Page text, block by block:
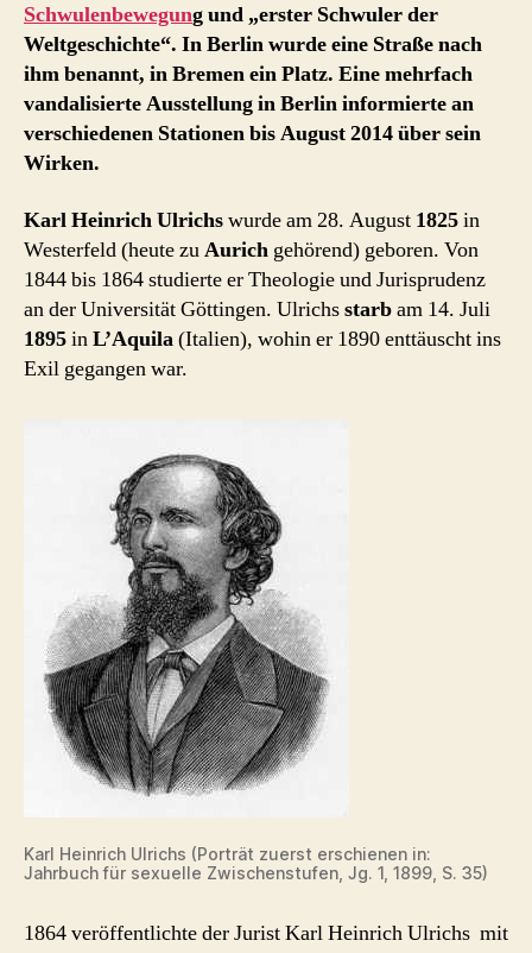
der
„erste
Schwule
der
Weltgeschichte“
Schwulenbewegung und „erster Schwuler der
Weltgeschichte“. In Berlin wurde eine Straße nach
ihm benannt, in Bremen ein Platz. Eine mehrfach
vandalisierte Ausstellung in Berlin informierte an
verschiedenen Stationen bis August 2014 über sein
Wirken.
Karl Heinrich Ulrichswurde am 28. August 1825in
Westerfeld (heute zuAurich gehörend) geboren. Von
1844 bis 1864 studierte er Theologie und Jurisprudenz
an der Universität Göttingen. Ulrichsstarbam 14. Juli
1895inL’Aquila(Italien), wohin er 1890 enttäuscht ins
Exil gegangen war.
Karl Heinrich Ulrichs (Porträt zuerst erschienen in:
Jahrbuch für sexuelle Zwischenstufen, Jg. 1, 1899, S. 35)
1864 veröffentlichte der Jurist Karl Heinrich Ulrichs mit